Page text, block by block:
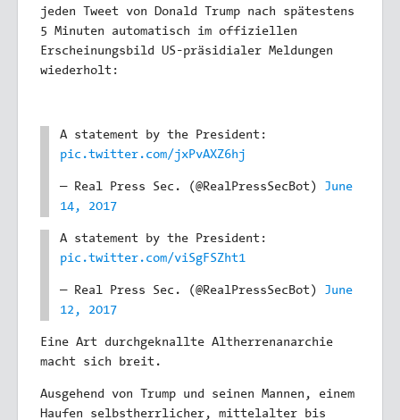
jeden Tweet von Donald Trump nach spätestens
5 Minuten automatisch im offiziellen
Erscheinungsbild US-präsidialer Meldungen
wiederholt:
A statement by the President:
pic.twitter.com/jxPvAXZ6hj
— Real Press Sec. (@RealPressSecBot) June
14, 2017
A statement by the President:
pic.twitter.com/viSgFSZht1
— Real Press Sec. (@RealPressSecBot) June
12, 2017
Eine Art durchgeknallte Altherrenanarchie
macht sich breit.
Ausgehend von Trump und seinen Mannen, einem
Haufen selbstherrlicher, mittelalter bis